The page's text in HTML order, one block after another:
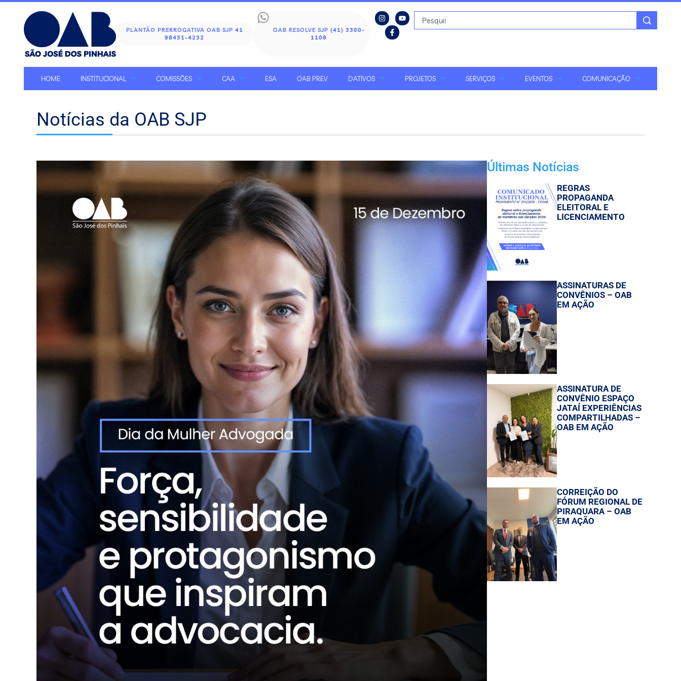
PLANTÃO PRERROGATIVA OAB SJP 41
98451-4232
OAB RESOLVE SJP (41) 3300-
1108
HOME INSTITUCIONAL COMISSÕES CAA ESA OAB PREV DATIVOS PROJETOS SERVIÇOS EVENTOS COMUNICAÇÃO
Notícias da OAB SJP
Últimas Notícias
REGRAS
PROPAGANDA
ELEITORAL E
LICENCIAMENTO
ASSINATURAS DE
CONVÊNIOS – OAB
EM AÇÃO
ASSINATURA DE
CONVÊNIO ESPAÇO
JATAÍ EXPERIÊNCIAS
COMPARTILHADAS –
OAB EM AÇÃO
CORREIÇÃO DO
FÓRUM REGIONAL DE
PIRAQUARA – OAB
EM AÇÃO